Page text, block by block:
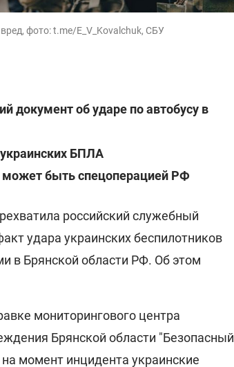
фото: t.me/E_V_Kovalchuk, СБУ
документ об ударе по автобусу в
БПЛА
может быть спецоперацией РФ
российский служебный
удара украинских беспилотников
в Брянской области РФ. Об этом
мониторингового центра
Брянской области "Безопасный
момент инцидента украинские